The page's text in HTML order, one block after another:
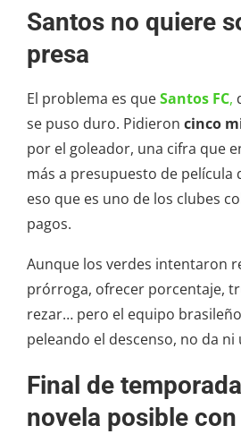
Santos no quiere
presa
El problema es queSantos FC,
se puso duro. Pidieron cinco
por el goleador, una cifra que
más a presupuesto de película
eso que es uno de los clubes
pagos.
Aunque los verdes intentaron
prórroga, ofrecer porcentaje,
rezar… pero el equipo
peleando el descenso, no da ni
Final de
novela posible